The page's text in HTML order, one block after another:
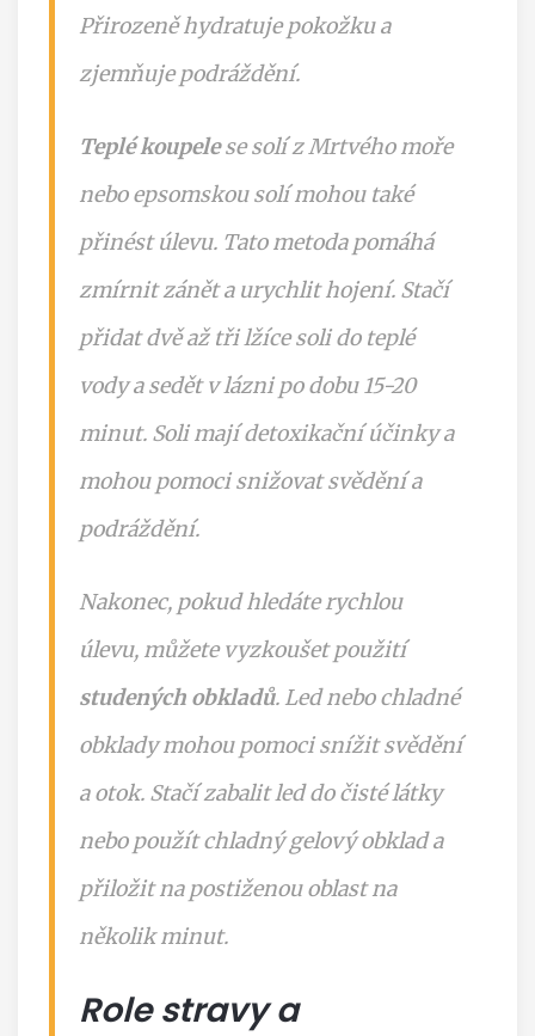
Přirozeně hydratuje pokožku a
zjemňuje podráždění.
Teplé koupelese solí z Mrtvého moře
nebo epsomskou solí mohou také
přinést úlevu. Tato metoda pomáhá
zmírnit zánět a urychlit hojení. Stačí
přidat dvě až tři lžíce soli do teplé
vody a sedět v lázni po dobu 15-20
minut. Soli mají detoxikační účinky a
mohou pomoci snižovat svědění a
podráždění.
Nakonec, pokud hledáte rychlou
úlevu, můžete vyzkoušet použití
studených obkladů. Led nebo chladné
obklady mohou pomoci snížit svědění
a otok. Stačí zabalit led do čisté látky
nebo použít chladný gelový obklad a
přiložit na postiženou oblast na
několik minut.
Role stravy a